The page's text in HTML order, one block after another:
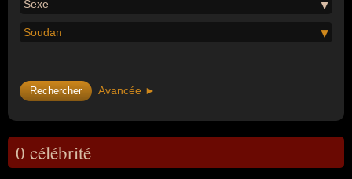
Sexe
Soudan
Avancée ►
0 célébrité